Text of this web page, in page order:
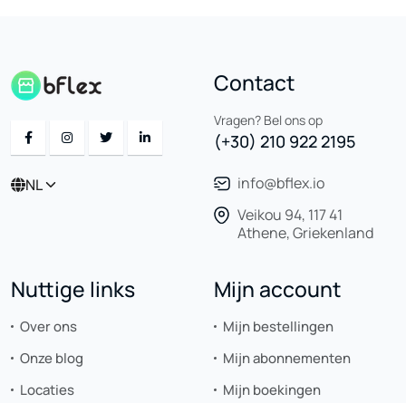
NL
Contact
Vragen? Bel ons op
(+30) 210 922 2195
info@bflex.io
Veikou 94, 117 41
Athene, Griekenland
Nuttige links
Over ons
Onze blog
Locaties
Mijn account
Mijn bestellingen
Mijn abonnementen
Mijn boekingen